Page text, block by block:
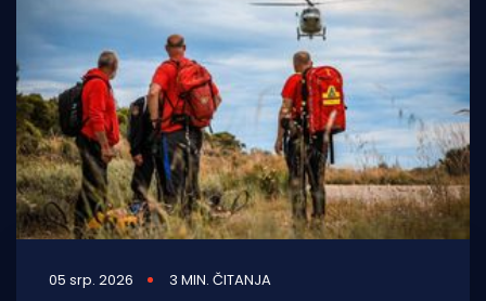
05 srp. 2026 3 MIN. ČITANJA